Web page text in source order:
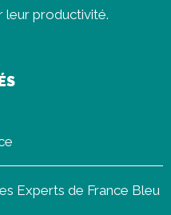
leur productivité.
Experts de France Bleu